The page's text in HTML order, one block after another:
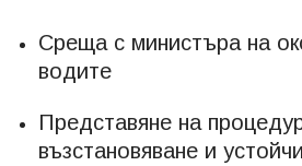
Среща с министъра на
водите
Представяне на
възстановяване и